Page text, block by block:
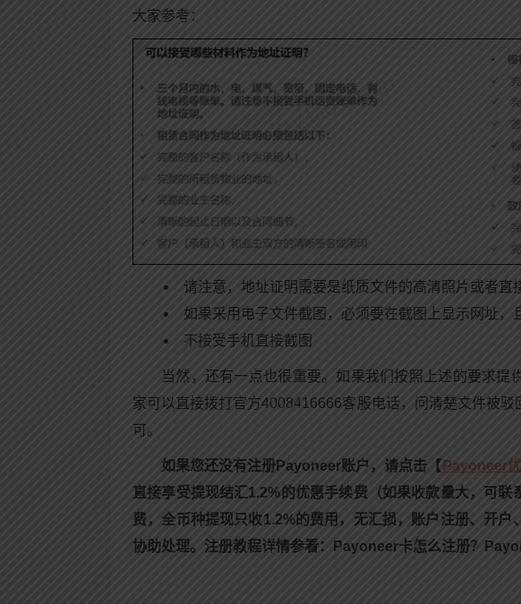
大家参考：
请注意，地址证明需要是纸质文件的高清照片或者直
如果采用电子文件截图，必须要在截图上显示网址，
不接受手机直接截图
当然，还有一点也很重要。如果我们按照上述的要求提
家可以直接拨打官方4008416666客服电话，问清楚文件被
可。
如果您还没有注册Payoneer账户，请点击【 Payoneer
直接享受提现结汇1.2%的优惠手续费（如果收款量大，可
费，全币种提现只收1.2%的费用，无汇损，账户注册、开户
协助处理。注册教程详情参看：Payoneer卡怎么注册？​